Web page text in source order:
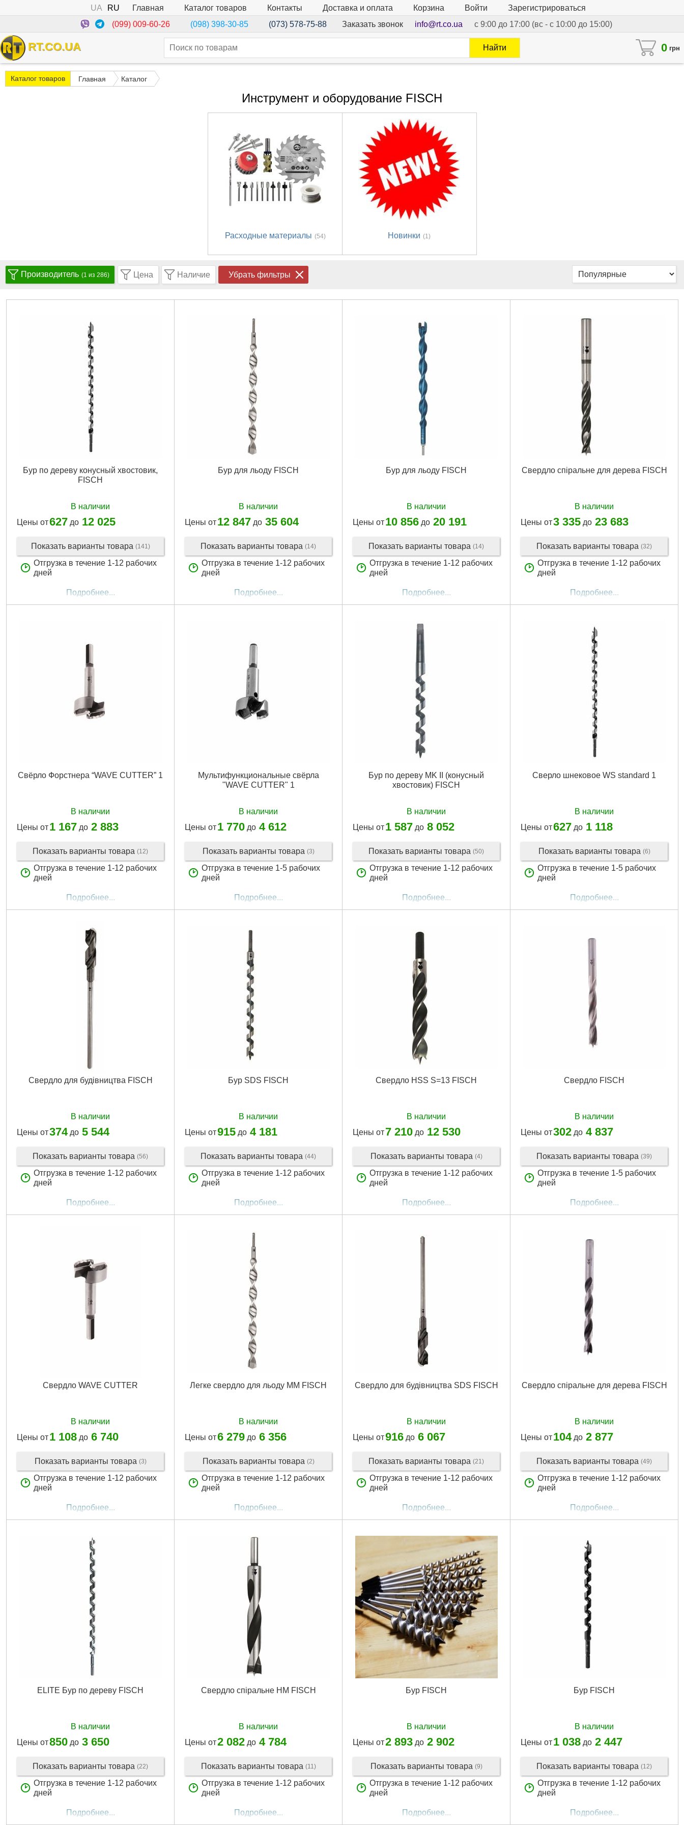
UA RU Главная Каталог товаров Контакты Доставка и оплата Корзина Войти
Зарегистрироваться
(099) 009-60-26
(098) 398-30-85 (073) 578-75-88 Заказать звонок info@rt.co.ua с 9:00 до 17:00 (вс - с 10:00 до 15:00)
RT.CO.UA 0 грн
Найти
Каталог товаров Главная Каталог
Инструмент и оборудование FISCH
Расходные материалы (54) Новинки (1)
Производитель (1 из 286) Цена Наличие Убрать фильтры
Бур по дереву конусный хвостовик,
FISCH
В наличии
Цены от627 до 12 025
Показать варианты товара (141)
Отгрузка в течение 1-12 рабочих
дней
Подробнее...
Бур для льоду FISCH
В наличии
Цены от12 847 до 35 604
Показать варианты товара (14)
Отгрузка в течение 1-12 рабочих
дней
Подробнее...
Бур для льоду FISCH
В наличии
Цены от10 856 до 20 191
Показать варианты товара (14)
Отгрузка в течение 1-12 рабочих
дней
Подробнее...
Свердло спіральне для дерева FISCH
В наличии
Цены от3 335 до 23 683
Показать варианты товара (32)
Отгрузка в течение 1-12 рабочих
дней
Подробнее...
Свёрло Форстнера “WAVE CUTTER” 1
В наличии
Цены от1 167 до 2 883
Показать варианты товара (12)
Отгрузка в течение 1-12 рабочих
дней
Подробнее...
Мультифункциональные свёрла
"WAVE CUTTER" 1
В наличии
Цены от1 770 до 4 612
Показать варианты товара (3)
Отгрузка в течение 1-5 рабочих
дней
Подробнее...
Бур по дереву MK II (конусный
хвостовик) FISCH
В наличии
Цены от1 587 до 8 052
Показать варианты товара (50)
Отгрузка в течение 1-12 рабочих
дней
Подробнее...
Сверло шнековое WS standard 1
В наличии
Цены от627 до 1 118
Показать варианты товара (6)
Отгрузка в течение 1-5 рабочих
дней
Подробнее...
Свердло для будівництва FISCH
В наличии
Цены от374до 5 544
Показать варианты товара (56)
Отгрузка в течение 1-12 рабочих
дней
Подробнее...
Бур SDS FISCH
В наличии
Цены от915 до 4 181
Показать варианты товара (44)
Отгрузка в течение 1-12 рабочих
дней
Подробнее...
Свердло HSS S=13 FISCH
В наличии
Цены от7 210 до 12 530
Показать варианты товара (4)
Отгрузка в течение 1-12 рабочих
дней
Подробнее...
Свердло FISCH
В наличии
Цены от302 до 4 837
Показать варианты товара (39)
Отгрузка в течение 1-5 рабочих
дней
Подробнее...
Свердло WAVE CUTTER
В наличии
Цены от1 108 до 6 740
Показать варианты товара (3)
Отгрузка в течение 1-12 рабочих
дней
Подробнее...
Легке свердло для льоду MM FISCH
В наличии
Цены от6 279 до 6 356
Показать варианты товара (2)
Отгрузка в течение 1-12 рабочих
дней
Подробнее...
Свердло для будівництва SDS FISCH
В наличии
Цены от916 до 6 067
Показать варианты товара (21)
Отгрузка в течение 1-12 рабочих
дней
Подробнее...
Свердло спіральне для дерева FISCH
В наличии
Цены от104до 2 877
Показать варианты товара (49)
Отгрузка в течение 1-12 рабочих
дней
Подробнее...
ELITE Бур по дереву FISCH
В наличии
Цены от850 до 3 650
Показать варианты товара (22)
Отгрузка в течение 1-12 рабочих
дней
Подробнее...
Свердло спіральне HM FISCH
В наличии
Цены от2 082 до 4 784
Показать варианты товара (11)
Отгрузка в течение 1-12 рабочих
дней
Подробнее...
Бур FISCH
В наличии
Цены от2 893 до 2 902
Показать варианты товара (9)
Отгрузка в течение 1-12 рабочих
дней
Подробнее...
Бур FISCH
В наличии
Цены от1 038 до 2 447
Показать варианты товара (12)
Отгрузка в течение 1-12 рабочих
дней
Подробнее...